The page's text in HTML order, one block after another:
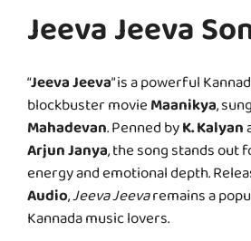
Jeeva Jeeva
“Jeeva Jeeva” is a powerful
blockbuster movieMaanikya,
Mahadevan. Penned byK. Kalyan
Arjun Janya, the song stands out
energy and emotional depth.
Audio,Jeeva Jeevaremains a
Kannada music lovers.